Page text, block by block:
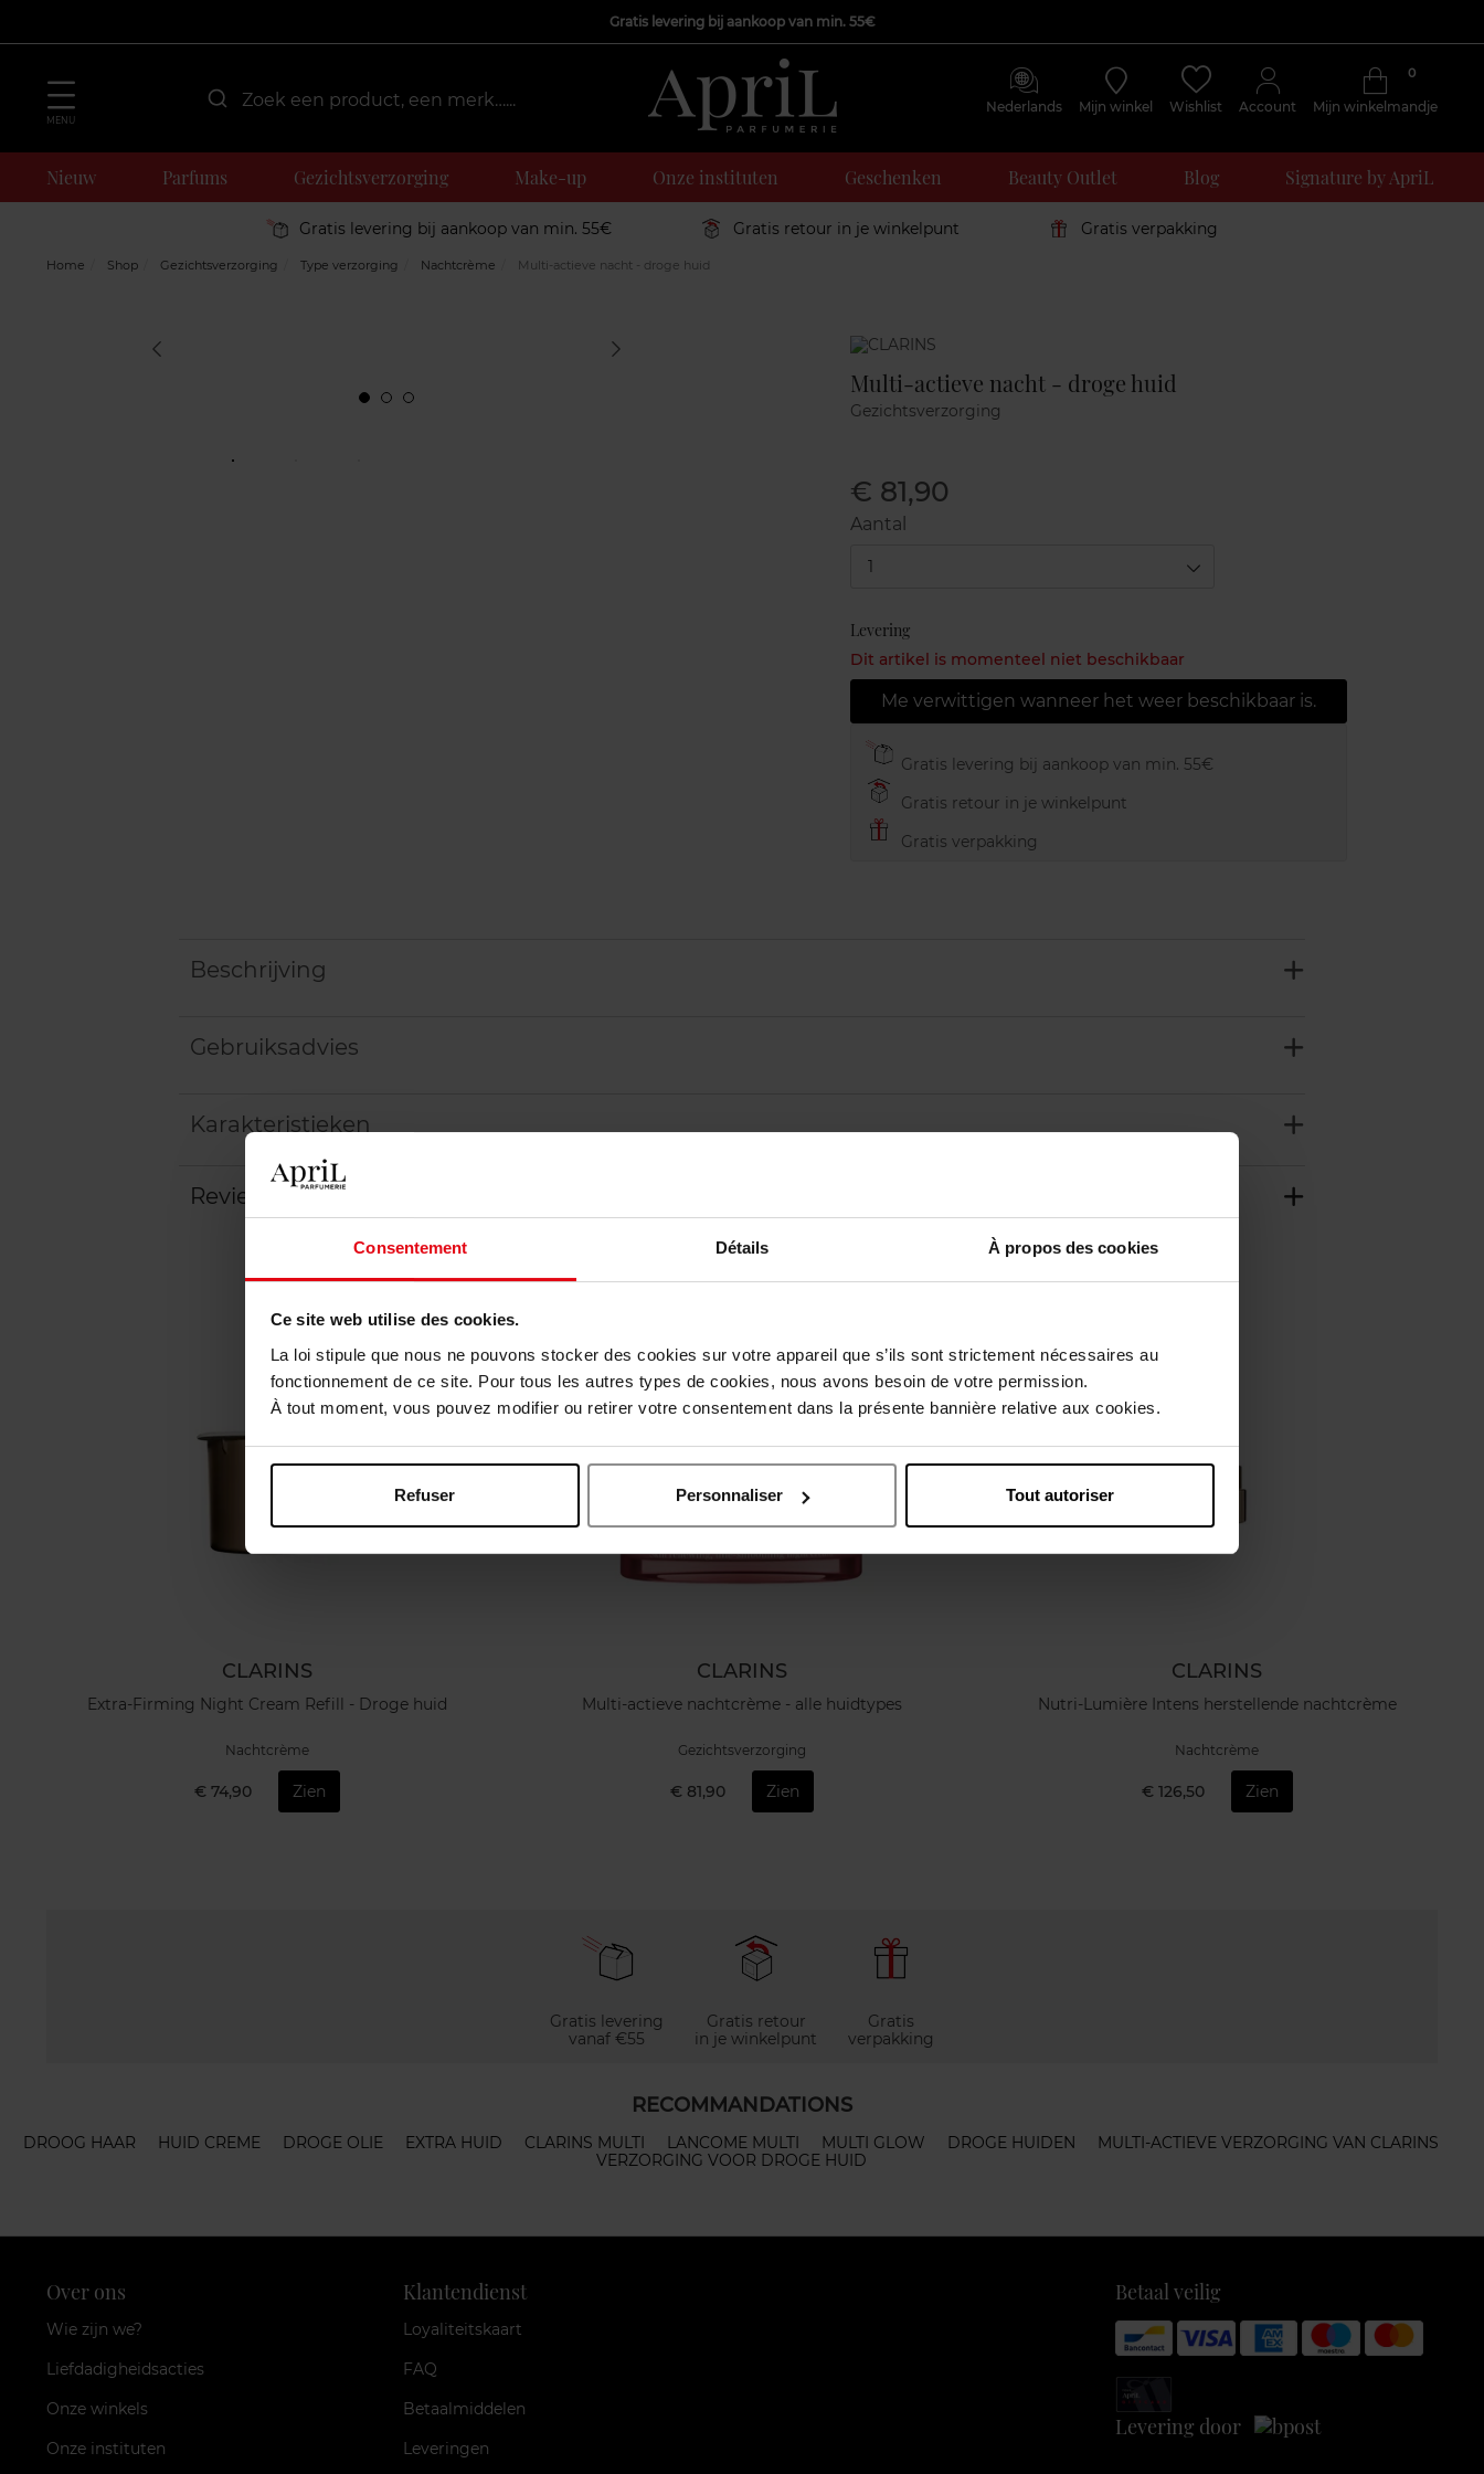
Consentement Détails À propos des cookies
Ce site web utilise des cookies.
La loi stipule que nous ne pouvons stocker des cookies sur votre appareil que s’ils sont strictement nécessaires au
fonctionnement de ce site. Pour tous les autres types de cookies, nous avons besoin de votre permission.
À tout moment, vous pouvez modifier ou retirer votre consentement dans la présente bannière relative aux cookies.
Refuser Personnaliser Tout autoriser
Gratis levering bij aankoop van min. 55€
MENU
Nederlands Mijn winkel Wishlist Account Mijn winkelmandje
0
Nieuw Parfums Gezichtsverzorging Make-up Onze instituten Geschenken Beauty Outlet Blog Signature by ApriL
Gratis levering bij aankoop van min. 55€ Gratis retour in je winkelpunt Gratis verpakking
Home Shop Gezichtsverzorging Type verzorging Nachtcrème Multi-actieve nacht - droge huid
Marque
Multi-actieve nacht - droge huid
Gezichtsverzorging
€ 81,90
Aantal
1
Levering
Dit artikel is momenteel niet beschikbaar
Me verwittigen wanneer het weer beschikbaar is.
Gratis levering bij aankoop van min. 55€
Gratis retour in je winkelpunt
Gratis verpakking
Beschrijving
Gebruiksadvies
Karakteristieken
Review
Nog iets vergeten ?
CLARINS
Extra-Firming Night Cream Refill - Droge huid
Nachtcrème
€ 74,90 Zien
CLARINS
Multi-actieve nachtcrème - alle huidtypes
Gezichtsverzorging
€ 81,90 Zien
CLARINS
Nutri-Lumière Intens herstellende nachtcrème
Nachtcrème
€ 126,50 Zien
Gratis levering
vanaf €55
Gratis retour
in je winkelpunt
Gratis
verpakking
RECOMMANDATIONS
DROOG HAAR HUID CREME DROGE OLIE EXTRA HUID CLARINS MULTI LANCOME MULTI MULTI GLOW DROGE HUIDEN
MULTI-ACTIEVE VERZORGING VAN CLARINS
VERZORGING VOOR DROGE HUID
Over ons
Wie zijn we?
Liefdadigheidsacties
Onze winkels
Onze instituten
Klantendienst
Loyaliteitskaart
FAQ
Betaalmiddelen
Leveringen
Betaal veilig
Levering door